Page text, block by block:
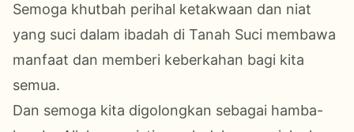
Semoga khutbah perihal ketakwaan dan niat
yang suci dalam ibadah di Tanah Suci membawa
manfaat dan memberi keberkahan bagi kita
semua.
Dan semoga kita digolongkan sebagai hamba-